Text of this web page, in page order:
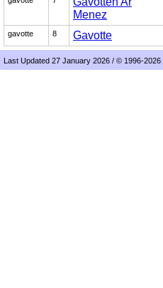
Menez
gavotte 8 Gavotte
Last Updated 27 January 2026 / © 1996-2026